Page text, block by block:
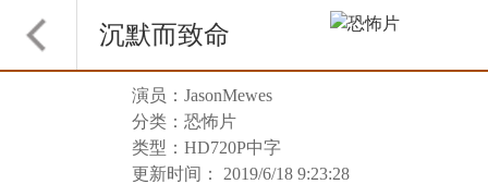
沉默而致命
演员：JasonMewes
分类：恐怖片
类型：HD720P中字
更新时间： 2019/6/18 9:23:28